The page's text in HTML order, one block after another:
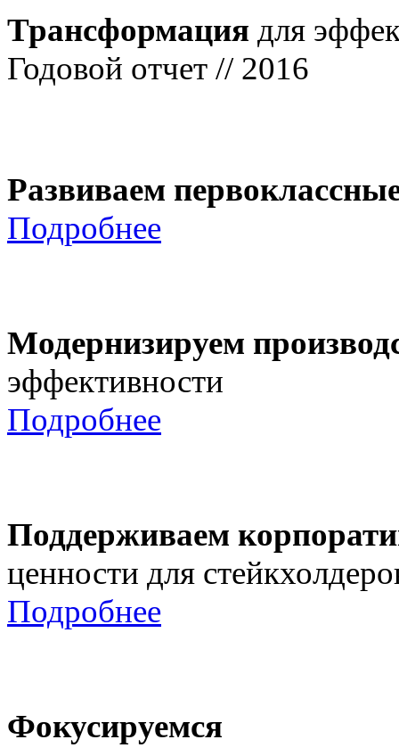
Трансформация для
Годовой отчет // 2016
Развиваем
Подробнее
Модернизируем
эффективности
Подробнее
Поддерживаем
ценности для
Подробнее
Фокусируемся